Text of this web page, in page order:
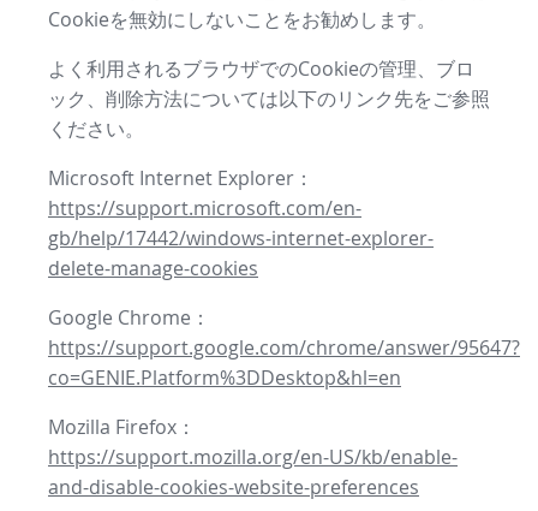
Cookieを無効にしないことをお勧めします。
よく利用されるブラウザでのCookieの管理、ブロ
ック、削除方法については以下のリンク先をご参照
ください。
Microsoft Internet Explorer：
https://support.microsoft.com/en-
gb/help/17442/windows-internet-explorer-
delete-manage-cookies
Google Chrome：
https://support.google.com/chrome/answer/95647?
co=GENIE.Platform%3DDesktop&hl=en
Mozilla Firefox：
https://support.mozilla.org/en-US/kb/enable-
and-disable-cookies-website-preferences